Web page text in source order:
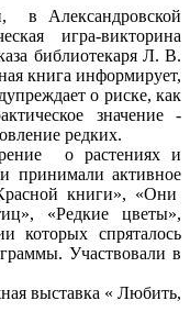
в Александровской
игра-викторина
библиотекаря Л. В.
книга информирует,
о риске, как
значение -
редких.
о растениях и
принимали активное
книги», «Они
«Редкие цветы»,
которых спряталось
Участвовали в
выставка « Любить,